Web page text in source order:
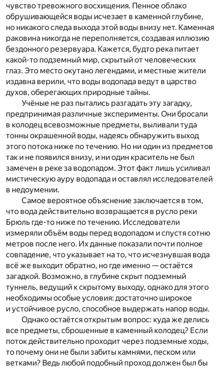
чувство тревожного восхищения. Пенное облако
обрушивающейся воды исчезает в каменной глубине,
но никакого следа выхода этой воды внизу нет. Каменная
раковина никогда не переполняется, создавая иллюзию
бездонного резервуара. Кажется, будто река питает
какой-то подземный мир, скрытый от человеческих
глаз. Это место окутано легендами, и местные жители
издавна верили, что воды водопада ведут в царство
духов, оберегающих природные тайны.
Учёные не раз пытались разгадать эту загадку,
предпринимая различные эксперименты. Они бросали
в колодец всевозможные предметы, выливали туда
тонны окрашенной воды, надеясь обнаружить выход
этого потока ниже по течению. Но ни один из предметов
так и не появился внизу, и ни один краситель не был
замечен в реке за водопадом. Этот факт лишь усиливал
мистическую ауру водопада и оставлял исследователей
в недоумении.
Самое вероятное объяснение заключается в том,
что вода действительно возвращается в русло реки
Брюль где-то ниже по течению. Исследователи
измеряли объём воды перед водопадом и спустя сотню
метров после него. Их данные показали почти полное
совпадение, что указывает на то, что исчезнувшая вода
всё же выходит обратно, но где именно — остаётся
загадкой. Возможно, в глубине скрыт подземный
туннель, ведущий к скрытому выходу, однако для этого
необходимы особые условия: достаточно широкое
и устойчивое русло, способное выдержать напор воды.
Однако остаётся открытым вопрос: куда же делись
все предметы, сброшенные в каменный колодец? Если
поток действительно проходит через подземные ходы,
то почему они не были забиты камнями, песком или
ветками? Ведь любой подобный проход должен был бы